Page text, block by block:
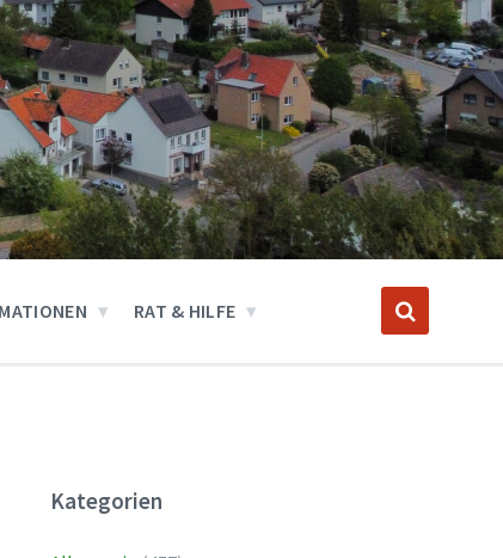
RAT & HILFE
Kategorien